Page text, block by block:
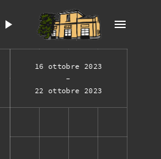
16 ottobre 2023
-
22 ottobre 2023